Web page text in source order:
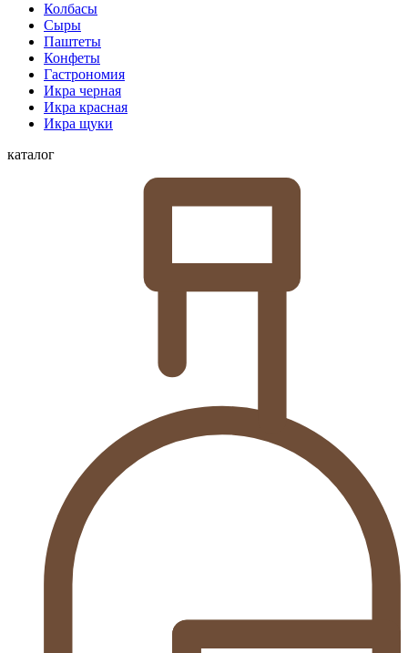
Колбасы
Сыры
Паштеты
Конфеты
Гастрономия
Икра черная
Икра красная
Икра щуки
каталог